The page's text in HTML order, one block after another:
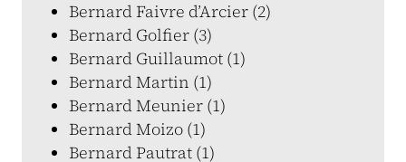
Bernard Faivre d’Arcier (2)
Bernard Golfier (3)
Bernard Guillaumot (1)
Bernard Martin (1)
Bernard Meunier (1)
Bernard Moizo (1)
Bernard Pautrat (1)